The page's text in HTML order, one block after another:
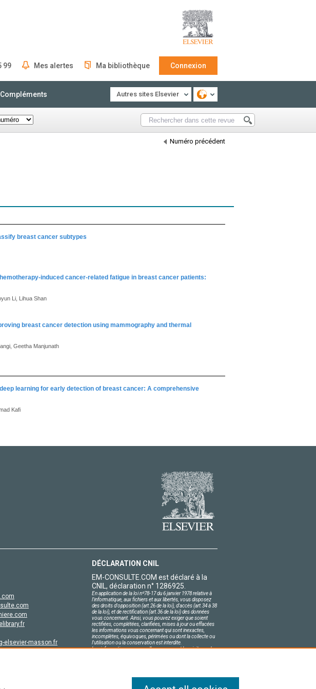
99 Mes alertes Ma bibliothèque Connexion
Compléments Autres sites Elsevier
Numéro précédent
breast cancer subtypes
induced cancer-related fatigue in breast cancer patients:
Li, Lihua Shan
breast cancer detection using mammography and thermal
Geetha Manjunath
learning for early detection of breast cancer: A comprehensive
Kafi
elsevier-masson.fr
DÉCLARATION CNIL
EM-CONSULTE.COM est déclaré à la
CNIL, déclaration n° 1286925.
En application de la loi nº78-17 du 6 janvier 1978 relative à
l'informatique, aux fichiers et aux libertés, vous disposez
des droits d'opposition (art.26 de la loi), d'accès (art.34 à 38
de la loi), et de rectification (art.36 de la loi) des données
vous concernant. Ainsi, vous pouvez exiger que soient
rectifiées, complétées, clarifiées, mises à jour ou effacées
les informations vous concernant qui sont inexactes,
incomplètes, équivoques, périmées ou dont la collecte ou
l'utilisation ou la conservation est interdite.
Les informations personnelles concernant les visiteurs de